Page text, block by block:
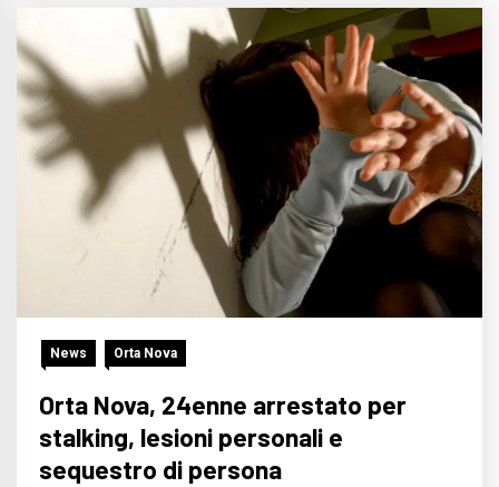
News Orta Nova
Orta Nova, 24enne arrestato per
stalking, lesioni personali e
sequestro di persona